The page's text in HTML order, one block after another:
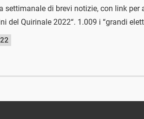
settimanale di brevi notizie, con link
del Quirinale 2022“. 1.009 i “grandi